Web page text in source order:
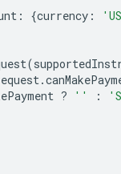
: {currency :
(
.
? '' :